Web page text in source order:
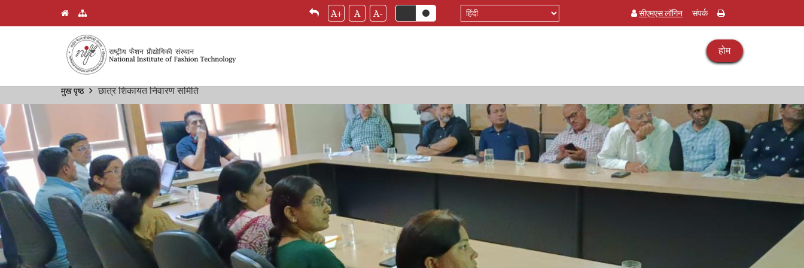
Skip
main
content
A+ A A-
Select
your
सीएमएस लॉगिन संपर्क
होम
Breadcrumb
मुख पृष्ठ छात्र शिकायत निवारण समिति